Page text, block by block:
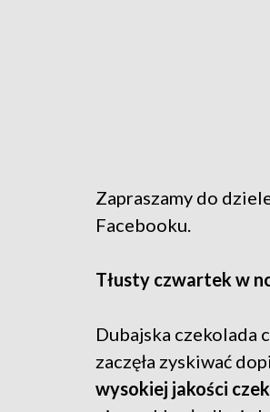
Zapraszamy do
Facebooku.
Tłusty czwartek w
Dubajska czekolada
zaczęła zyskiwać
wysokiej jakości